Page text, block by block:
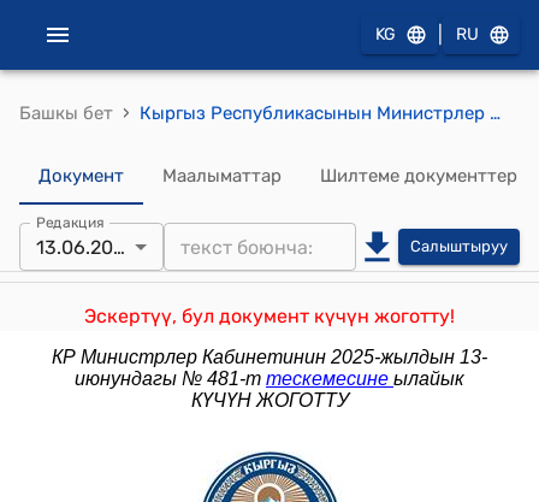
KG RU
Башкы бет › Кыргыз Республикасынын Министрлер Кабинетинин 2022-жылдын 18-июлундагы № 394-т (Кыргыз Республикасынын Өкмөтүнүн 2015-жылдын 20-январындагы № 10-б буйругуна өзгөртүү киргизүү тууралуу) тескемеси
Документ Маалыматтар Шилтеме документтер
Редакция
13.06.2025 Салыштыруу
Эскертүү, бул документ күчүн жоготту!